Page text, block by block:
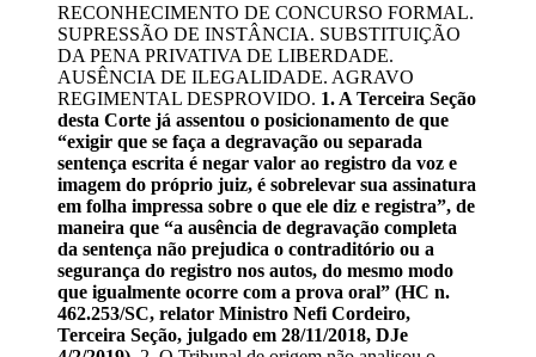
RECONHECIMENTO DE CONCURSO FORMAL.
SUPRESSÃO DE INSTÂNCIA. SUBSTITUIÇÃO
DA PENA PRIVATIVA DE LIBERDADE.
AUSÊNCIA DE ILEGALIDADE. AGRAVO
REGIMENTAL DESPROVIDO. 1. A Terceira Seção
desta Corte já assentou o posicionamento de que
“exigir que se faça a degravação ou separada
sentença escrita é negar valor ao registro da voz e
imagem do próprio juiz, é sobrelevar sua assinatura
em folha impressa sobre o que ele diz e registra”, de
maneira que “a ausência de degravação completa
da sentença não prejudica o contraditório ou a
segurança do registro nos autos, do mesmo modo
que igualmente ocorre com a prova oral” (HC n.
462.253/SC, relator Ministro Nefi Cordeiro,
Terceira Seção, julgado em 28/11/2018, DJe